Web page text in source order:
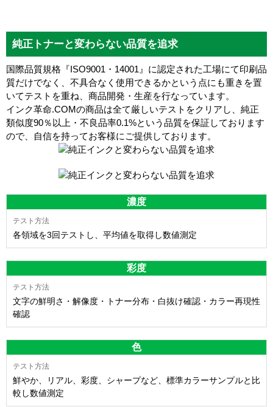
純正トナーと変わらない品質を追求
国際品質規格『ISO9001・14001』に認定された工場にて印刷品
質だけでなく、不具合なく使用できるかという点にも重きを置
いてテストを重ね、商品開発・生産を行なっています。
インク革命.COMの商品は全て厳しいテストをクリアし、 純正
類似度90％以上・不良品率0.1%という品質を保証しております
ので、自信を持ってお客様にご提供しております。
濃度
各領域を3回テストし、平均値を取得し数値測定
彩度
文字の鮮明さ・解像度・トナー分布・白抜け確認・カラー再現性
確認
色
鮮やか、リアル、彩度、シャープなど、標準カラーサンプルと比
較し数値測定